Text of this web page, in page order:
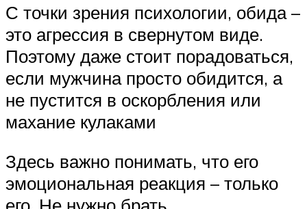
С точки зрения психологии, обида –
это агрессия в свернутом виде.
Поэтому даже стоит порадоваться,
если мужчина просто обидится, а
не пустится в оскорбления или
махание кулаками
Здесь важно понимать, что его
эмоциональная реакция – только
его. Не нужно брать